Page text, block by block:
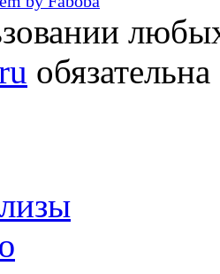
обязательна